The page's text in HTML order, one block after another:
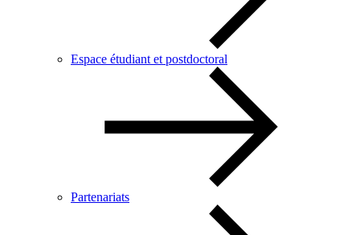
Espace étudiant et postdoctoral
Partenariats